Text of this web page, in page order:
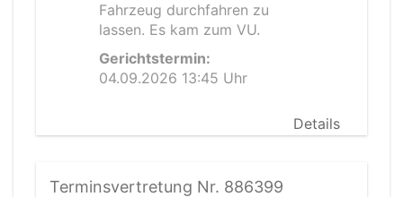
Fahrzeug durchfahren zu
lassen. Es kam zum VU.
Gerichtstermin:
04.09.2026 13:45 Uhr
Details
Terminsvertretung Nr. 886399